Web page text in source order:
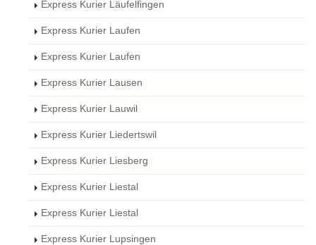
Express Kurier Läufelfingen
Express Kurier Laufen
Express Kurier Laufen
Express Kurier Lausen
Express Kurier Lauwil
Express Kurier Liedertswil
Express Kurier Liesberg
Express Kurier Liestal
Express Kurier Liestal
Express Kurier Lupsingen